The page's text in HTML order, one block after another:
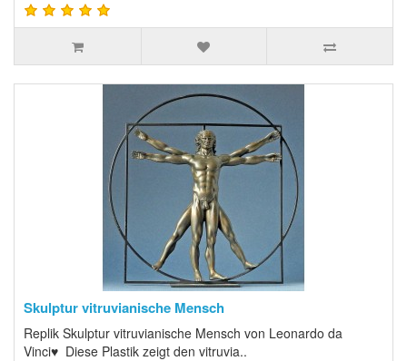
Skulptur vitruvianische Mensch
Replik Skulptur vitruvianische Mensch von Leonardo da
Vinci♥ Diese Plastik zeigt den vitruvia..